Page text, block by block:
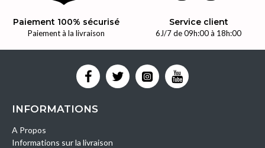
Paiement 100% sécurisé
Paiement à la livraison
Service client
6J/7 de 09h:00 à 18h:00
INFORMATIONS
A Propos
Informations sur la livraison